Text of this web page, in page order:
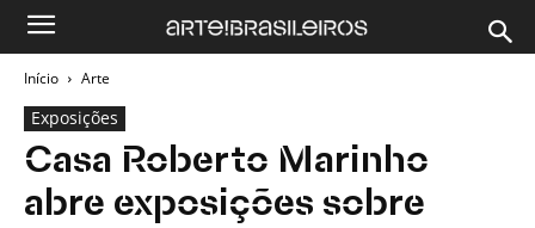
Início Arte
Exposições
Casa Roberto Marinho
abre exposições sobre